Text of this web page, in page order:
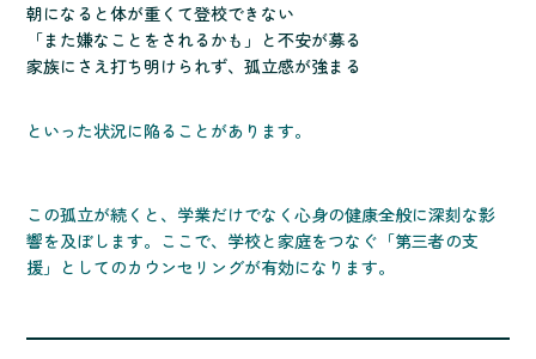
朝になると体が重くて登校できない
「また嫌なことをされるかも」と不安が募る
家族にさえ打ち明けられず、孤立感が強まる
といった状況に陥ることがあります。
この孤立が続くと、学業だけでなく心身の健康全般に深刻な影
響を及ぼします。ここで、学校と家庭をつなぐ「第三者の支
援」としてのカウンセリングが有効になります。